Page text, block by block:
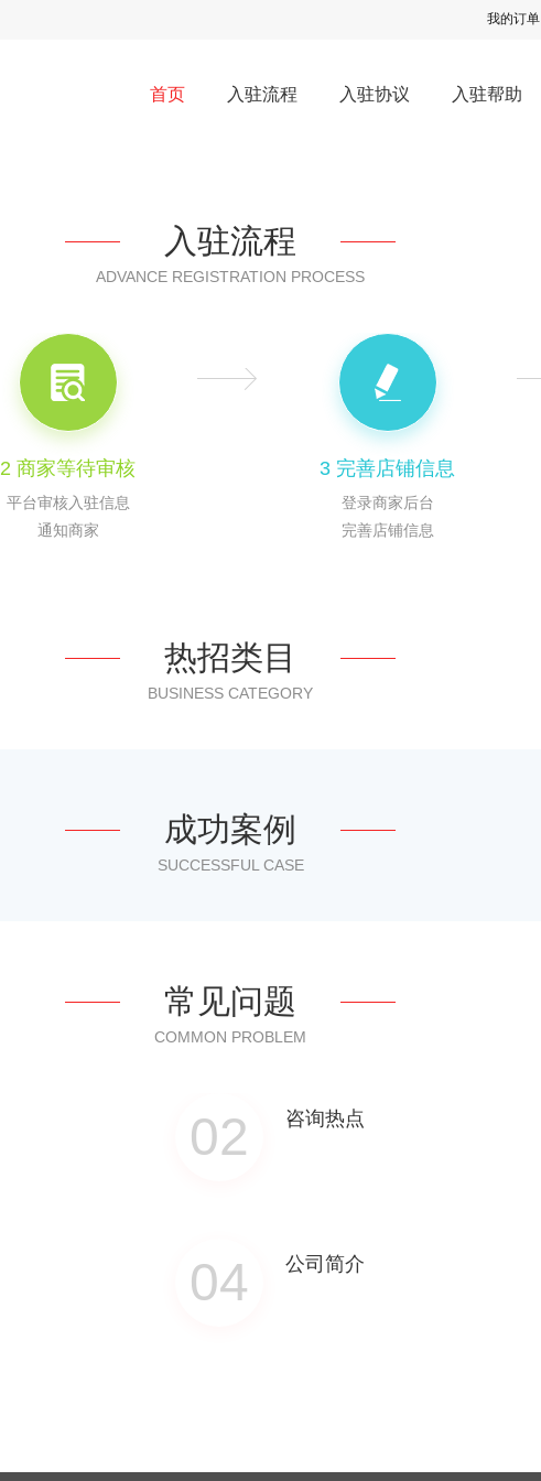
我的订单
首页 入驻流程 入驻协议 入驻帮助
入驻流程
ADVANCE REGISTRATION PROCESS
2 商家等待审核
平台审核入驻信息
通知商家
3 完善店铺信息
登录商家后台
完善店铺信息
热招类目
BUSINESS CATEGORY
成功案例
SUCCESSFUL CASE
常见问题
COMMON PROBLEM
02 咨询热点
04 公司简介